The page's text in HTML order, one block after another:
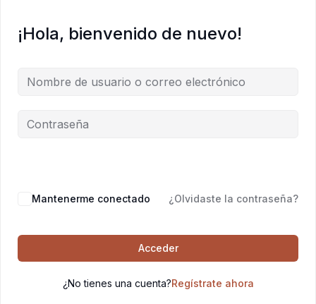
¡Hola, bienvenido de nuevo!
Mantenerme conectado ¿Olvidaste la contraseña?
Acceder
¿No tienes una cuenta?Regístrate ahora